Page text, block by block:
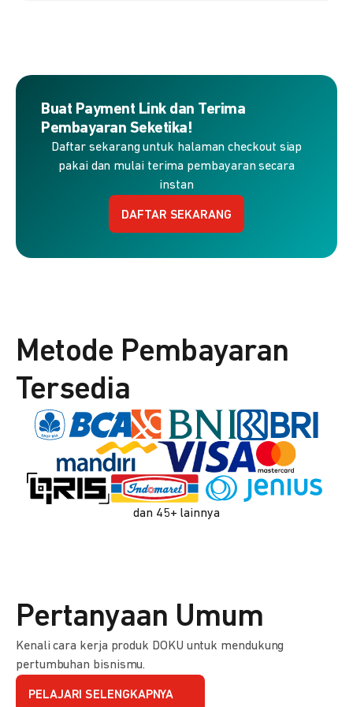
Buat Payment Link dan Terima
Pembayaran Seketika!
Daftar sekarang untuk halaman checkout siap
pakai dan mulai terima pembayaran secara
instan
DAFTAR SEKARANG
Metode Pembayaran
Tersedia
dan 45+ lainnya
Pertanyaan Umum
Kenali cara kerja produk DOKU untuk mendukung
pertumbuhan bisnismu.
PELAJARI SELENGKAPNYA